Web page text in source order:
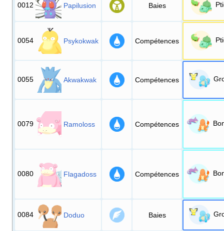
0012 Papilusion Baies
0054 Psykokwak Compétences
0055 Akwakwak Compétences
0079 Ramoloss Compétences
0080 Flagadoss Compétences
0084 Doduo Baies